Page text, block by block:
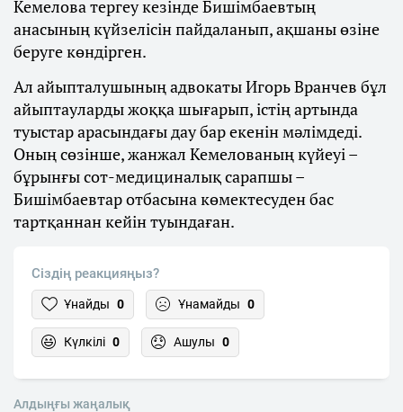
Кемелова тергеу кезінде Бишімбаевтың
анасының күйзелісін пайдаланып, ақшаны өзіне
беруге көндірген.
Ал айыпталушының адвокаты Игорь Вранчев бұл
айыптауларды жоққа шығарып, істің артында
туыстар арасындағы дау бар екенін мәлімдеді.
Оның сөзінше, жанжал Кемелованың күйеуі –
бұрынғы сот-медициналық сарапшы –
Бишімбаевтар отбасына көмектесуден бас
тартқаннан кейін туындаған.
Сіздің реакцияңыз?
Ұнайды 0 Ұнамайды 0
Күлкілі 0 Ашулы 0
Алдыңғы жаңалық